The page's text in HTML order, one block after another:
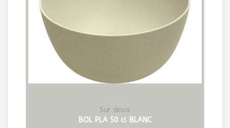
Sur devis
BOL PLA 50 cl BLANC